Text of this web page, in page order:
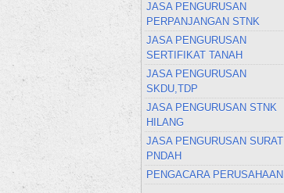
JASA PENGURUSAN
PERPANJANGAN STNK
JASA PENGURUSAN
SERTIFIKAT TANAH
JASA PENGURUSAN
SKDU,TDP
JASA PENGURUSAN STNK
HILANG
JASA PENGURUSAN SURAT
PNDAH
PENGACARA PERUSAHAAN